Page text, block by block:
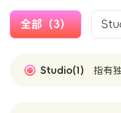
全部（3）
Studio(1) 指有